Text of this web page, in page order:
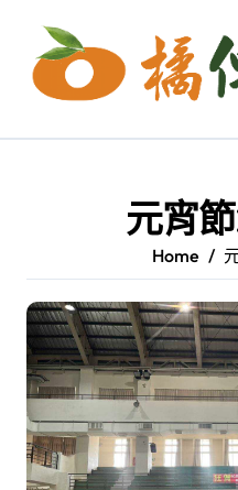
content
元宵
Home